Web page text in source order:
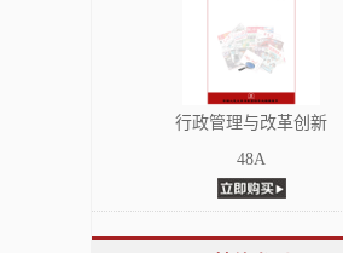
行政管理与改革创新
48A